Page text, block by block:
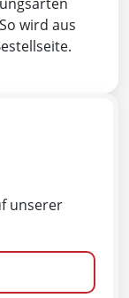
wird aus
unserer